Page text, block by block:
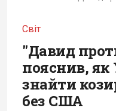
Світ
"Давид
пояснив, як
знайти
без США